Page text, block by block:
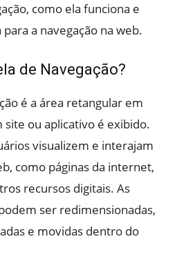
como ela funciona e
a navegação na web.
de Navegação?
é a área retangular em
ou aplicativo é exibido.
visualizem e interajam
como páginas da internet,
recursos digitais. As
ser redimensionadas,
e movidas dentro do